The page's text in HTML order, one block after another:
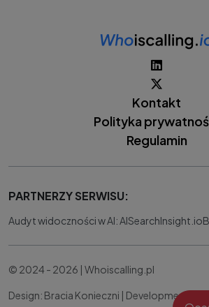
Kontakt
Polityka
Regulamin
PARTNERZY SERWISU:
Audyt widoczności w AI: AISearchInsight.io
© 2024 - 2026 | Whoiscalling.pl
Design: Bracia Konieczni | Development: